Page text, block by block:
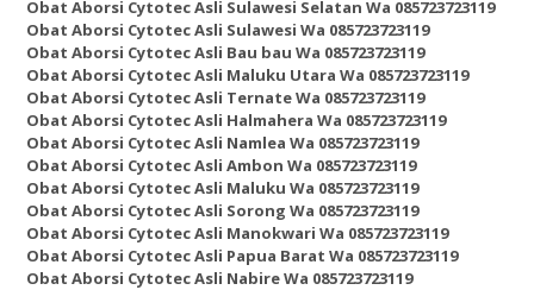
Obat Aborsi Cytotec Asli Sulawesi Selatan Wa 085723723119
Obat Aborsi Cytotec Asli Sulawesi Wa 085723723119
Obat Aborsi Cytotec Asli Bau bau Wa 085723723119
Obat Aborsi Cytotec Asli Maluku Utara Wa 085723723119
Obat Aborsi Cytotec Asli Ternate Wa 085723723119
Obat Aborsi Cytotec Asli Halmahera Wa 085723723119
Obat Aborsi Cytotec Asli Namlea Wa 085723723119
Obat Aborsi Cytotec Asli Ambon Wa 085723723119
Obat Aborsi Cytotec Asli Maluku Wa 085723723119
Obat Aborsi Cytotec Asli Sorong Wa 085723723119
Obat Aborsi Cytotec Asli Manokwari Wa 085723723119
Obat Aborsi Cytotec Asli Papua Barat Wa 085723723119
Obat Aborsi Cytotec Asli Nabire Wa 085723723119